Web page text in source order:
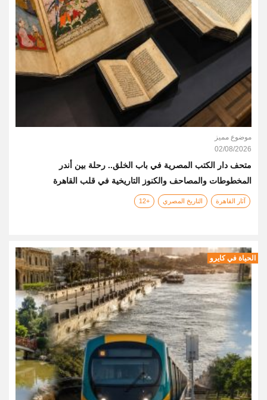
موضوع مميز
02/08/2026
متحف دار الكتب المصرية في باب الخلق.. رحلة بين أندر
المخطوطات والمصاحف والكنوز التاريخية في قلب القاهرة
آثار القاهرة التاريخ المصري +12
الحياة في كايرو